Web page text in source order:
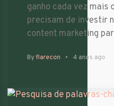
ganho cada vez mais
precisam de investir
content marketing
Byflarecon 4 anos ago